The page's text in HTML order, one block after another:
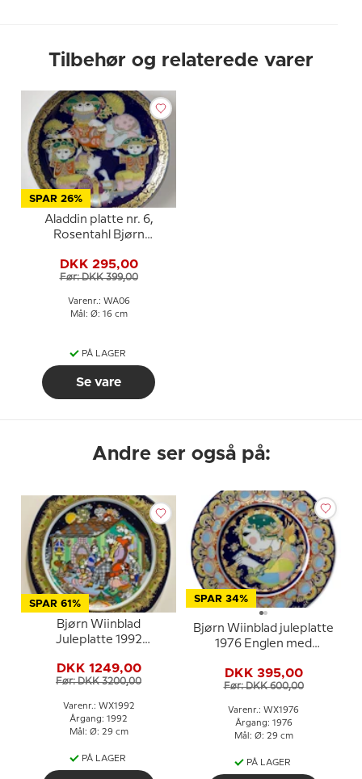
Tilbehør og relaterede varer
SPAR 26%
Aladdin platte nr. 6,
Rosentahl Bjørn
DKK 295,00
Før: DKK 399,00
Varenr.: WA06
Mål: Ø: 16 cm
PÅ LAGER
Se vare
Andre ser også på:
SPAR 61%
Bjørn Wiinblad
Juleplatte 1992
DKK 1249,00
Før: DKK 3200,00
Varenr.: WX1992
Årgang: 1992
Mål: Ø: 29 cm
PÅ LAGER
SPAR 34%
Bjørn Wiinblad juleplatte
1976 Englen med
DKK 395,00
Før: DKK 600,00
Varenr.: WX1976
Årgang: 1976
Mål: Ø: 29 cm
PÅ LAGER